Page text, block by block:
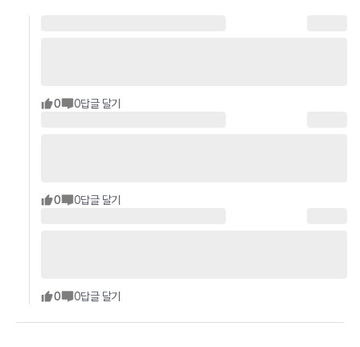
0 0답글 달기
0 0답글 달기
0 0답글 달기